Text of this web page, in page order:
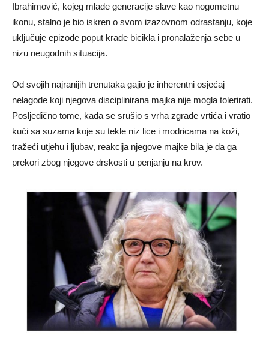
Ibrahimović, kojeg mlađe generacije slave kao nogometnu
ikonu, stalno je bio iskren o svom izazovnom odrastanju, koje
uključuje epizode poput krađe bicikla i pronalaženja sebe u
nizu neugodnih situacija.
Od svojih najranijih trenutaka gajio je inherentni osjećaj
nelagode koji njegova disciplinirana majka nije mogla tolerirati.
Posljedično tome, kada se srušio s vrha zgrade vrtića i vratio
kući sa suzama koje su tekle niz lice i modricama na koži,
tražeći utjehu i ljubav, reakcija njegove majke bila je da ga
prekori zbog njegove drskosti u penjanju na krov.